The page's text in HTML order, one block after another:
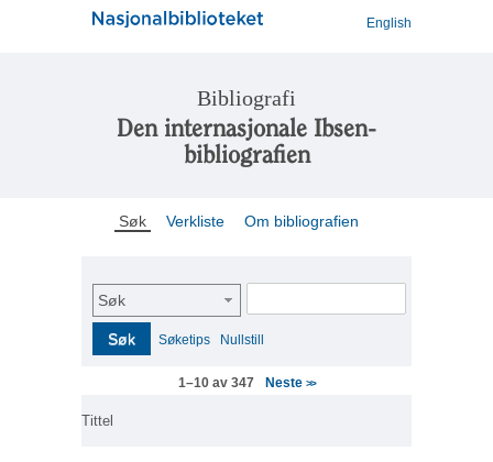
English
Bibliografi
Den internasjonale Ibsen-
bibliografien
Søk Verkliste Om bibliografien
Søk
Søk Søketips Nullstill
1–10 av 347 Neste >>
Tittel